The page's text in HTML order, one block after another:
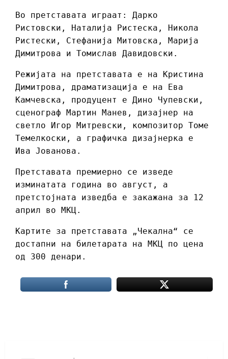
Во претставата играат: Дарко
Ристовски, Наталија Ристеска, Никола
Ристески, Стефанија Митовска, Марија
Димитрова и Томислав Давидовски.
Режијата на претставата е на Кристина
Димитрова, драматизација е на Ева
Камчевска, продуцент е Дино Чупевски,
сценограф Мартин Манев, дизајнер на
светло Игор Митревски, композитор Томе
Темелкоски, а графичка дизајнерка е
Ива Јованова.
Претставата премиерно се изведе
изминатата година во август, а
претстојната изведба е закажана за 12
април во МКЦ.
Картите за претставата „Чекална“ се
достапни на билетарата на МКЦ по цена
од 300 денари.